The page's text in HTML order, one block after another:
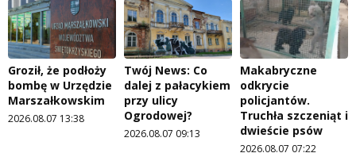
Groził, że podłoży
bombę w Urzędzie
Marszałkowskim
2026.08.07 13:38
Twój News: Co
dalej z pałacykiem
przy ulicy
Ogrodowej?
2026.08.07 09:13
Makabryczne
odkrycie
policjantów.
Truchła szczeniąt i
dwieście psów
2026.08.07 07:22